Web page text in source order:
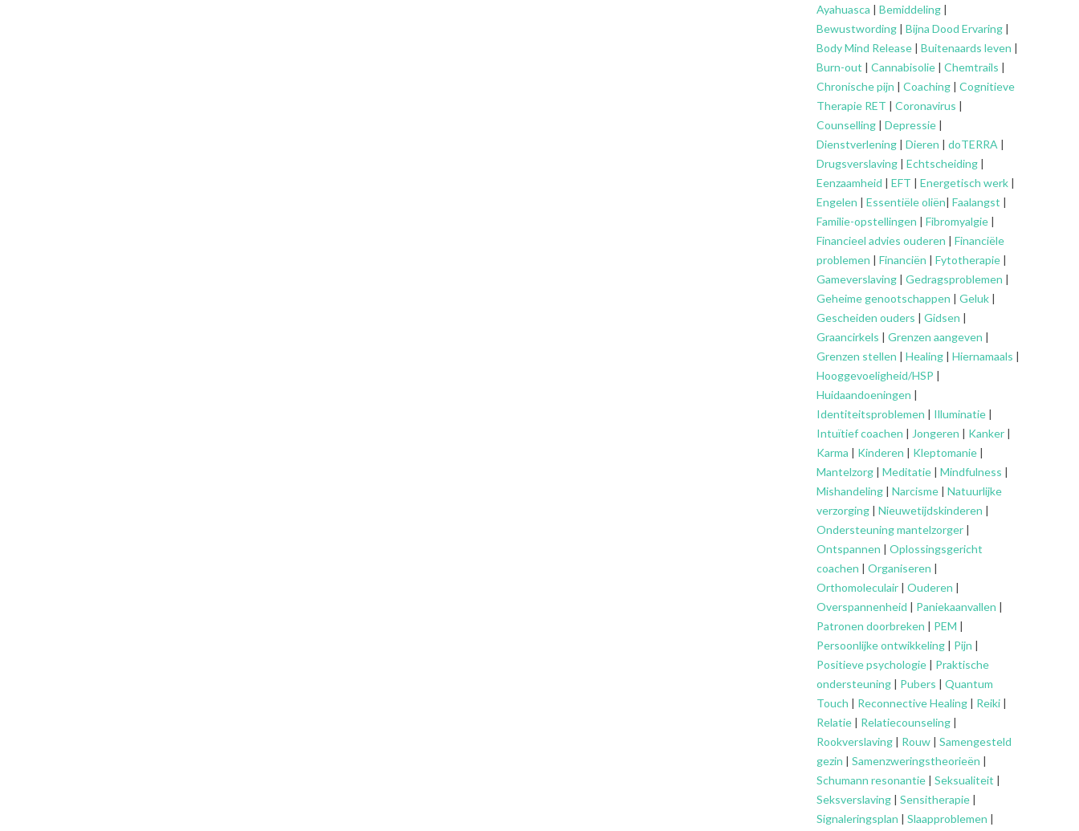
Ayahuasca | Bemiddeling |
Bewustwording | Bijna Dood Ervaring |
Body Mind Release | Buitenaards leven |
Burn-out | Cannabisolie | Chemtrails |
Chronische pijn | Coaching | Cognitieve
Therapie RET | Coronavirus |
Counselling | Depressie |
Dienstverlening | Dieren | doTERRA |
Drugsverslaving | Echtscheiding |
Eenzaamheid | EFT | Energetisch werk |
Engelen | Essentiële oliën| Faalangst |
Familie-opstellingen | Fibromyalgie |
Financieel advies ouderen | Financiële
problemen | Financiën | Fytotherapie |
Gameverslaving | Gedragsproblemen |
Geheime genootschappen | Geluk |
Gescheiden ouders | Gidsen |
Graancirkels | Grenzen aangeven |
Grenzen stellen | Healing | Hiernamaals |
Hooggevoeligheid/HSP |
Huidaandoeningen |
Identiteitsproblemen | Illuminatie |
Intuïtief coachen | Jongeren | Kanker |
Karma | Kinderen | Kleptomanie |
Mantelzorg | Meditatie | Mindfulness |
Mishandeling | Narcisme | Natuurlijke
verzorging | Nieuwetijdskinderen |
Ondersteuningmantelzorger |
Ontspannen | Oplossingsgericht
coachen | Organiseren |
Orthomoleculair | Ouderen |
Overspannenheid | Paniekaanvallen |
Patronen doorbreken | PEM |
Persoonlijke ontwikkeling | Pijn |
Positieve psychologie | Praktische
ondersteuning | Pubers | Quantum
Touch | Reconnective Healing | Reiki |
Relatie | Relatiecounseling |
Rookverslaving | Rouw | Samengesteld
gezin | Samenzweringstheorieën |
Schumann resonantie | Seksualiteit |
Seksverslaving | Sensitherapie |
Signaleringsplan | Slaapproblemen |